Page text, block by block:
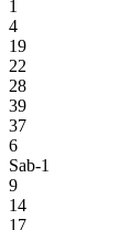
1
4
19
22
28
39
37
6
Sab-1
9
14
17